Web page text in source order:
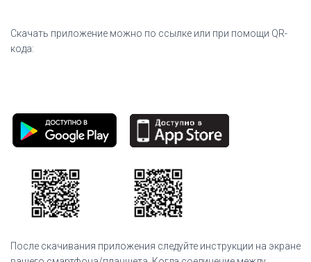
Скачать приложение можно по ссылке или при помощи QR-
кода:
После скачивания приложения следуйте инструкции на экране